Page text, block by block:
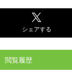
シェアする
閲覧履歴